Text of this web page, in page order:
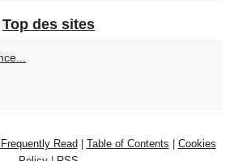
Top des sites
Read Table of Contents
Cookies